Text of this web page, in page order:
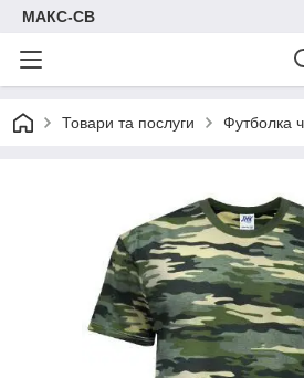
МАКС-СВ
Товари та послуги Футболка